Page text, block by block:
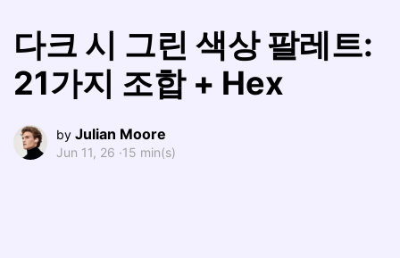
다크 시 그린 색상 팔레트:
21가지 조합 + Hex
by Julian Moore
Jun 11, 26 ·15 min(s)